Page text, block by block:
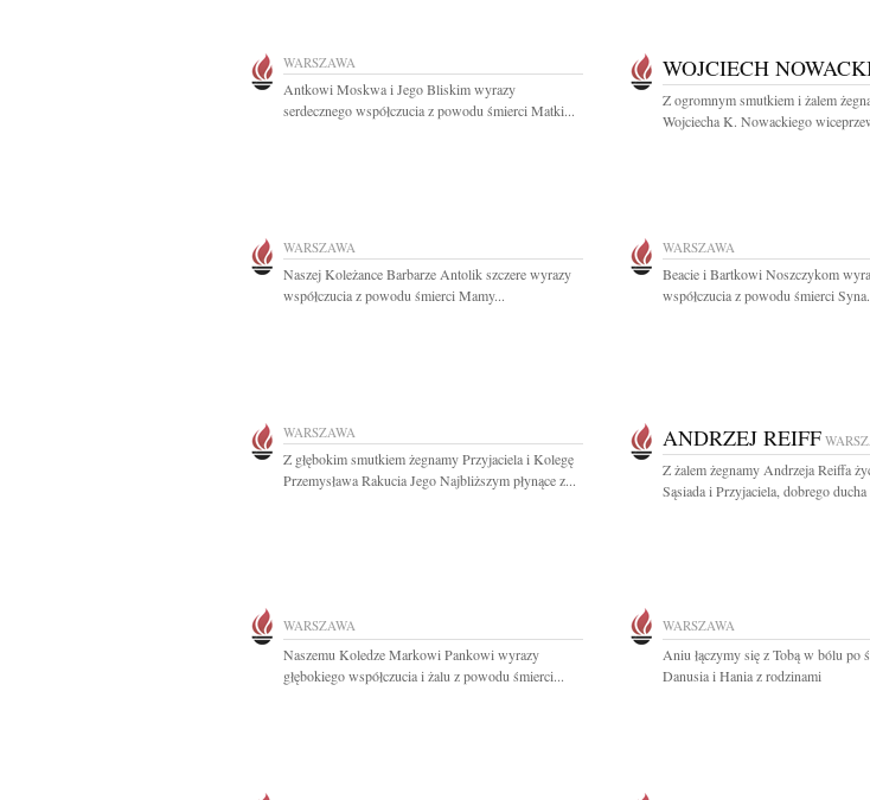
WARSZAWA
Antkowi Moskwa i Jego Bliskim wyrazy
serdecznego współczucia z powodu śmierci Matki...
WOJCIECH
Z ogromnym smutkiem i żalem
Wojciecha K. Nowackiego
WARSZAWA
Naszej Koleżance Barbarze Antolik szczere wyrazy
współczucia z powodu śmierci Mamy...
WARSZAWA
Beacie i Bartkowi Noszczykom
współczucia z powodu śmierci
WARSZAWA
Z głębokim smutkiem żegnamy Przyjaciela i Kolegę
Przemysława Rakucia Jego Najbliższym płynące z...
ANDRZEJ REIFF
Z żalem żegnamy Andrzeja Reiffa
Sąsiada i Przyjaciela, dobrego
WARSZAWA
Naszemu Koledze Markowi Pankowi wyrazy
głębokiego współczucia i żalu z powodu śmierci...
WARSZAWA
Aniu łączymy się z Tobą w bólu po
Danusia i Hania z rodzinami